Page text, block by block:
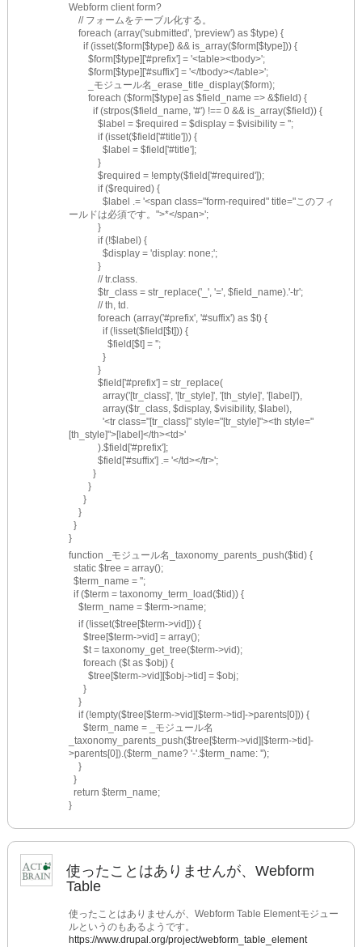
Webform client form?
    // フォームをテーブル化する。
    foreach (array('submitted', 'preview') as $type) {
      if (isset($form[$type]) && is_array($form[$type])) {
        $form[$type]['#prefix'] = '<table><tbody>';
        $form[$type]['#suffix'] = '</tbody></table>';
        _モジュール名_erase_title_display($form);
        foreach ($form[$type] as $field_name => &$field) {
          if (strpos($field_name, '#') !== 0 && is_array($field)) {
            $label = $required = $display = $visibility = '';
            if (isset($field['#title'])) {
              $label = $field['#title'];
            }
            $required = !empty($field['#required']);
            if ($required) {
ールドは必須です。">*</span>';
            }
            if (!$label) {
              $display = 'display: none;';
            }
            // tr.class.
            $tr_class = str_replace('_', '=', $field_name).'-tr';
            // th, td.
            foreach (array('#prefix', '#suffix') as $t) {
              if (!isset($field[$t])) {
                $field[$t] = '';
              }
            }
            $field['#prefix'] = str_replace(
              array('[tr_class]', '[tr_style]', '[th_style]', '[label]'),
              array($tr_class, $display, $visibility, $label),
[th_style]">[label]</th><td>'
            ).$field['#prefix'];
            $field['#suffix'] .= '</td></tr>';
          }
        }
      }
    }
  }
}
function _モジュール名_taxonomy_parents_push($tid) {
  static $tree = array();
  $term_name = '';
  if ($term = taxonomy_term_load($tid)) {
    $term_name = $term->name;
    if (!isset($tree[$term->vid])) {
      $tree[$term->vid] = array();
      $t = taxonomy_get_tree($term->vid);
      foreach ($t as $obj) {
        $tree[$term->vid][$obj->tid] = $obj;
      }
    }
    if (!empty($tree[$term->vid][$term->tid]->parents[0])) {
_taxonomy_parents_push($tree[$term->vid][$term->tid]-
>parents[0]).($term_name? '-'.$term_name: '');
    }
  }
  return $term_name;
}
使ったことはありませんが、Webform
Table
使ったことはありませんが、Webform Table Elementモジュー
ルというのもあるようです。
https://www.drupal.org/project/webform_table_element